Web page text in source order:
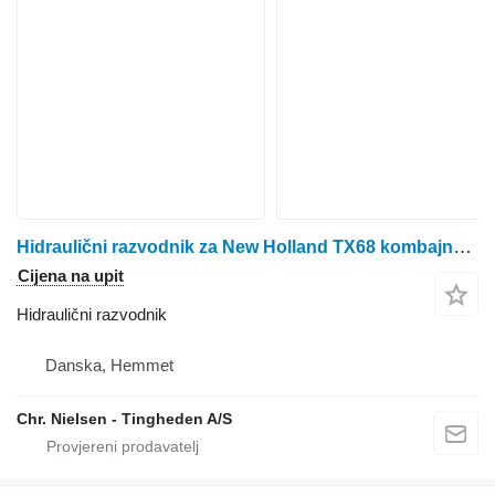
Hidraulični razvodnik za New Holland TX68 kombajna za žito
Cijena na upit
Hidraulični razvodnik
Danska, Hemmet
Chr. Nielsen - Tingheden A/S